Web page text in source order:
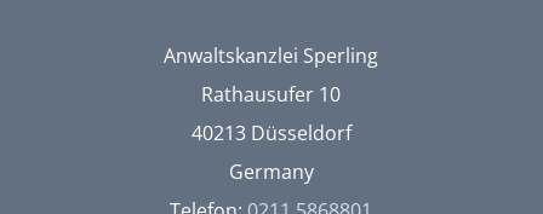
Anwaltskanzlei Sperling
Rathausufer 10
40213 Düsseldorf
Germany